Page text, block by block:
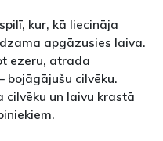
kur, kā liecināja
apgāzusies laiva.
ezeru, atrada
bojāgājušu cilvēku.
cilvēku un laivu krastā